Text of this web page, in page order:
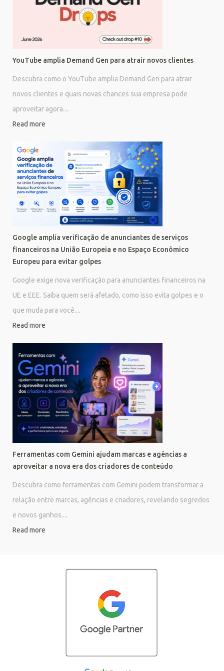
YouTube amplia Demand Gen para atrair novos clientes
Descubra como o YouTube amplia Demand Gen para atrair
novos clientes e quais novas chances sua empresa pode
aproveitar agora....
Read more
Google amplia verificação de anunciantes de serviços
financeiros na União Europeia e no Espaço Econômico
Europeu para evitar golpes
Google exige nova verificação para anunciantes financeiros na
UE e EEE. Saiba quem será afetado, como isso evita golpes e o
que muda para você....
Read more
Ferramentas com Gemini ajudam marcas e agências a
aproveitar a nova era dos criadores de conteúdo
Descubra como ferramentas com Gemini podem transformar a
relação entre marcas, agências e criadores, revelando segredos
e novos ganhos....
Read more